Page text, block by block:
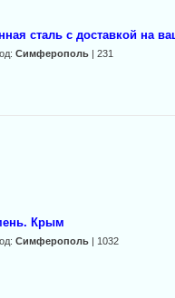
сталь с доставкой на
Симферополь| 231
Крым
Симферополь| 1032